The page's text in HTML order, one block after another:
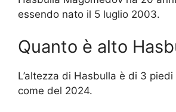
essendo nato il 5 luglio 2003.
Quanto è alto
L’altezza di Hasbulla è di 3
come del 2024.